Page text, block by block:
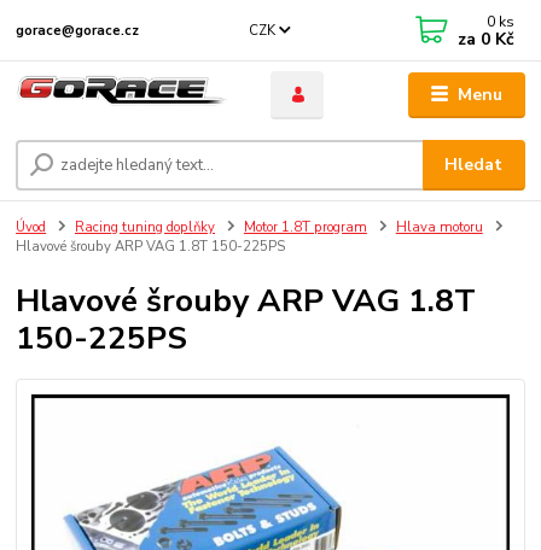
Menu
CZK
Hledat
gorace@gorace.cz 0 ks
za 0 Kč
Úvod Racing tuning doplňky Motor 1.8T program
Hlava motoru
Hlavové šrouby ARP VAG 1.8T 150-225PS
Hlavové šrouby ARP VAG 1.8T
150-225PS